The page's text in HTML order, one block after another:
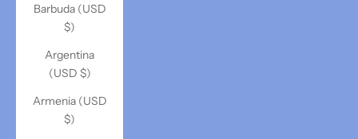
Barbuda (USD
$)
Argentina
(USD $)
Armenia (USD
$)